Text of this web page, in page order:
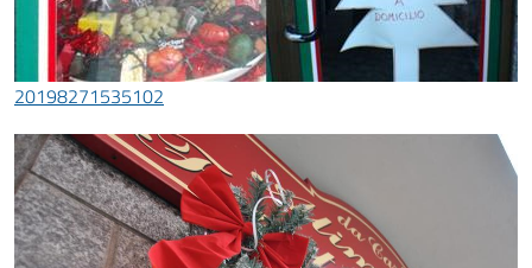
20198271535102